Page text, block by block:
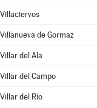
Villaciervos
Villanueva de Gormaz
Villar del Ala
Villar del Campo
Villar del Río